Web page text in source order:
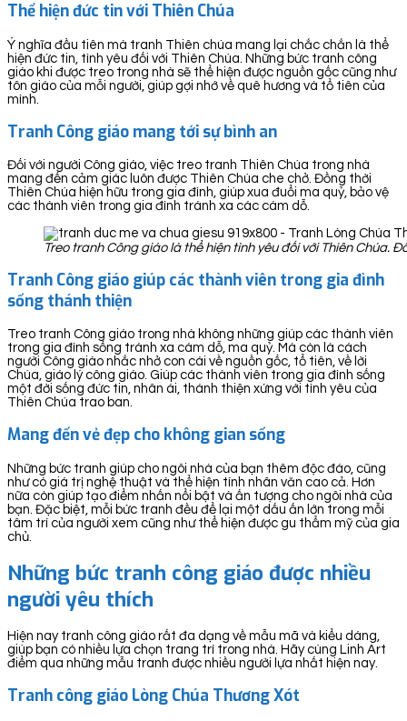
Thể hiện đức tin với Thiên Chúa
Ý nghĩa đầu tiên mà tranh Thiên chúa mang lại chắc chắn là thể
hiện đức tin, tình yêu đối với Thiên Chúa. Những bức tranh công
giáo khi được treo trong nhà sẽ thể hiện được nguồn gốc cũng như
tôn giáo của mỗi người, giúp gợi nhớ về quê hương và tổ tiên của
mình.
Tranh Công giáo mang tới sự bình an
Đối với người Công giáo, việc treo tranh Thiên Chúa trong nhà
mang đến cảm giác luôn được Thiên Chúa che chở. Đồng thời
Thiên Chúa hiện hữu trong gia đình, giúp xua đuổi ma quỷ, bảo vệ
các thành viên trong gia đình tránh xa các cám dỗ.
Treo tranh Công giáo là thể hiện tình yêu đối với Thiên Chúa.
Tranh Công giáo giúp các thành viên trong gia đình
sống thánh thiện
Treo tranh Công giáo trong nhà không những giúp các thành viên
trong gia đình sống tránh xa cám dỗ, ma quỷ. Mà còn là cách
người Công giáo nhắc nhở con cái về nguồn gốc, tổ tiên, về lời
Chúa, giáo lý công giáo. Giúp các thành viên trong gia đình sống
một đời sống đức tin, nhân ái, thánh thiện xứng với tình yêu của
Thiên Chúa trao ban.
Mang đến vẻ đẹp cho không gian sống
Những bức tranh giúp cho ngôi nhà của bạn thêm độc đáo, cũng
như có giá trị nghệ thuật và thể hiện tính nhân văn cao cả. Hơn
nữa còn giúp tạo điểm nhấn nổi bật và ấn tượng cho ngôi nhà của
bạn. Đặc biệt, mỗi bức tranh đều để lại một dấu ấn lớn trong mỗi
tâm trí của người xem cũng như thể hiện được gu thẩm mỹ của gia
chủ.
Những bức tranh công giáo được nhiều
người yêu thích
Hiện nay tranh công giáo rất đa dạng về mẫu mã và kiểu dáng,
giúp bạn có nhiều lựa chọn trang trí trong nhà. Hãy cùng Linh Art
điểm qua những mẫu tranh được nhiều người lựa nhất hiện nay.
Tranh công giáo Lòng Chúa Thương Xót